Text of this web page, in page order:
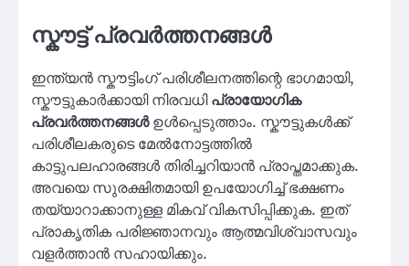
സ്കൗട്ട് പ്രവർത്തനങ്ങൾ
ഇന്ത്യൻ സ്കൗട്ടിംഗ് പരിശീലനത്തിന്റെ ഭാഗമായി,
സ്കൗട്ടുകാർക്കായി നിരവധിപ്രായോഗിക
പ്രവർത്തനങ്ങൾഉൾപ്പെടുത്താം. സ്കൗട്ടുകൾക്ക്
പരിശീലകരുടെ മേൽനോട്ടത്തിൽ
കാട്ടുപലഹാരങ്ങൾ തിരിച്ചറിയാൻ പ്രാപ്തമാക്കുക.
അവയെ സുരക്ഷിതമായി ഉപയോഗിച്ച് ഭക്ഷണം
തയ്യാറാക്കാനുള്ള മികവ് വികസിപ്പിക്കുക. ഇത്
പ്രാകൃതിക പരിജ്ഞാനവും ആത്മവിശ്വാസവും
വളർത്താൻ സഹായിക്കും.